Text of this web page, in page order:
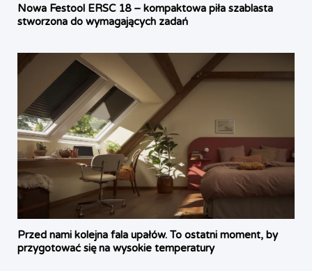
Nowa Festool ERSC 18 – kompaktowa piła szablasta
stworzona do wymagających zadań
Przed nami kolejna fala upałów. To ostatni moment, by
przygotować się na wysokie temperatury